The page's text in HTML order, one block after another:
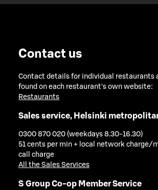
Contact us
Contact details for individual restaurants
found on each restaurant's own website:
Restaurants
Sales service, Helsinki
0300 870 020 (weekdays 8.30-16.30)
51 cents per min + local network charge/
call charge
All the Sales Services
S Group Co-op Member Service